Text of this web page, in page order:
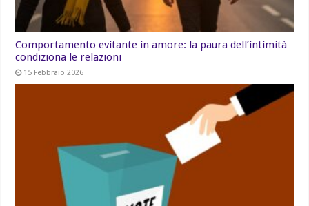
Comportamento evitante in amore: la paura dell’intimità
condiziona le relazioni
15 Febbraio 2026